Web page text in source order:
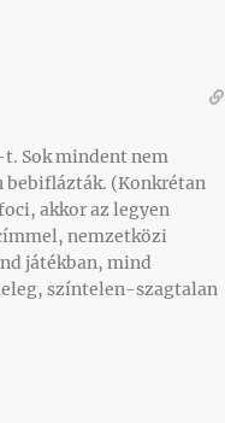
Sok mindent nem
bebiflázták. (Konkrétan
akkor az legyen
nemzetközi
játékban, mind
színtelen-szagtalan